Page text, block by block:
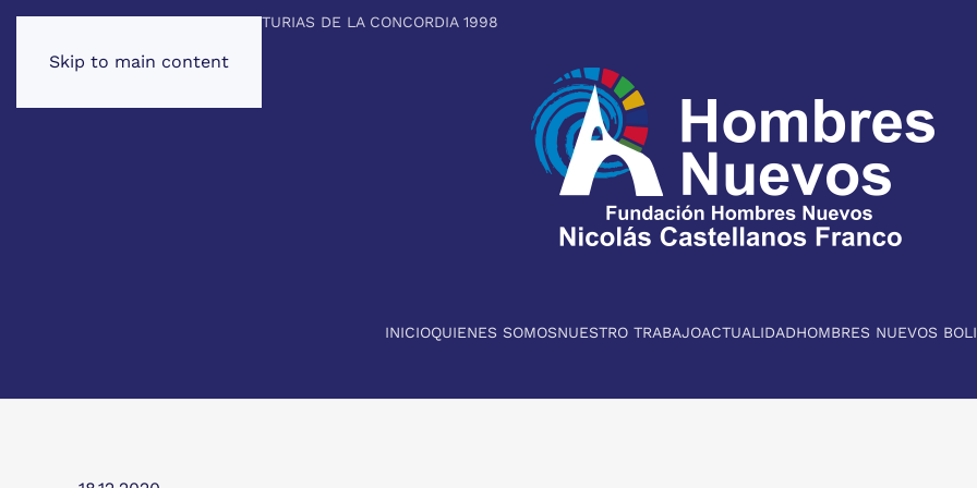
Skip to main content
PREMIO PRINCIPE DE ASTURIAS DE LA CONCORDIA 1998
INICIOQUIENES SOMOSNUESTRO TRABAJOACTUALIDADHOMBRES NUEVOS